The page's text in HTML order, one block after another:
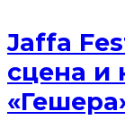
Jaffa
сцена и